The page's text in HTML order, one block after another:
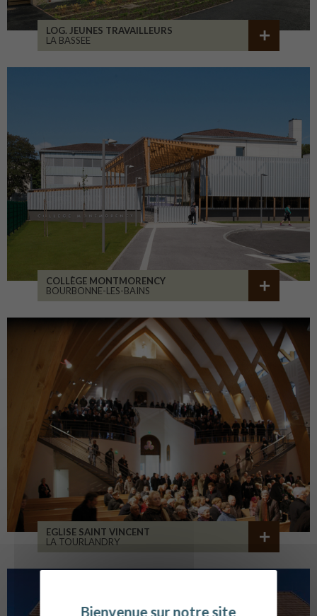
LOG. JEUNES TRAVAILLEURS
LA BASSEE
COLLÈGE MONTMORENCY
BOURBONNE-LES-BAINS
EGLISE SAINT VINCENT
LA TOURLANDRY